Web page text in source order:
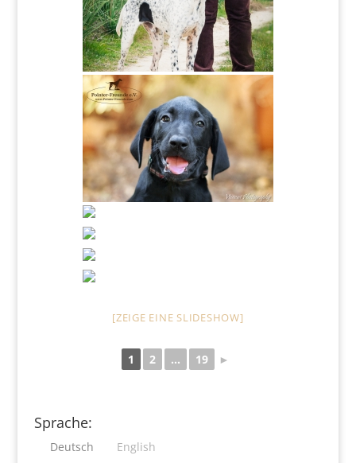
[ZEIGE EINE SLIDESHOW]
1 2 ... 19 ►
Sprache:
Deutsch English